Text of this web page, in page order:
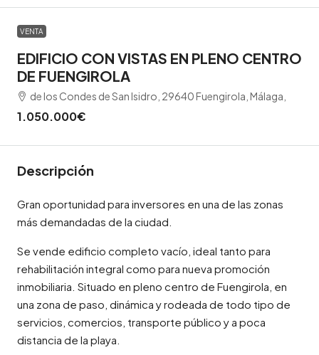
VENTA
EDIFICIO CON VISTAS EN PLENO CENTRO
DE FUENGIROLA
de los Condes de San Isidro, 29640 Fuengirola, Málaga,
1.050.000€
Descripción
Gran oportunidad para inversores en una de las zonas
más demandadas de la ciudad.
Se vende edificio completo vacío, ideal tanto para
rehabilitación integral como para nueva promoción
inmobiliaria. Situado en pleno centro de Fuengirola, en
una zona de paso, dinámica y rodeada de todo tipo de
servicios, comercios, transporte público y a poca
distancia de la playa.